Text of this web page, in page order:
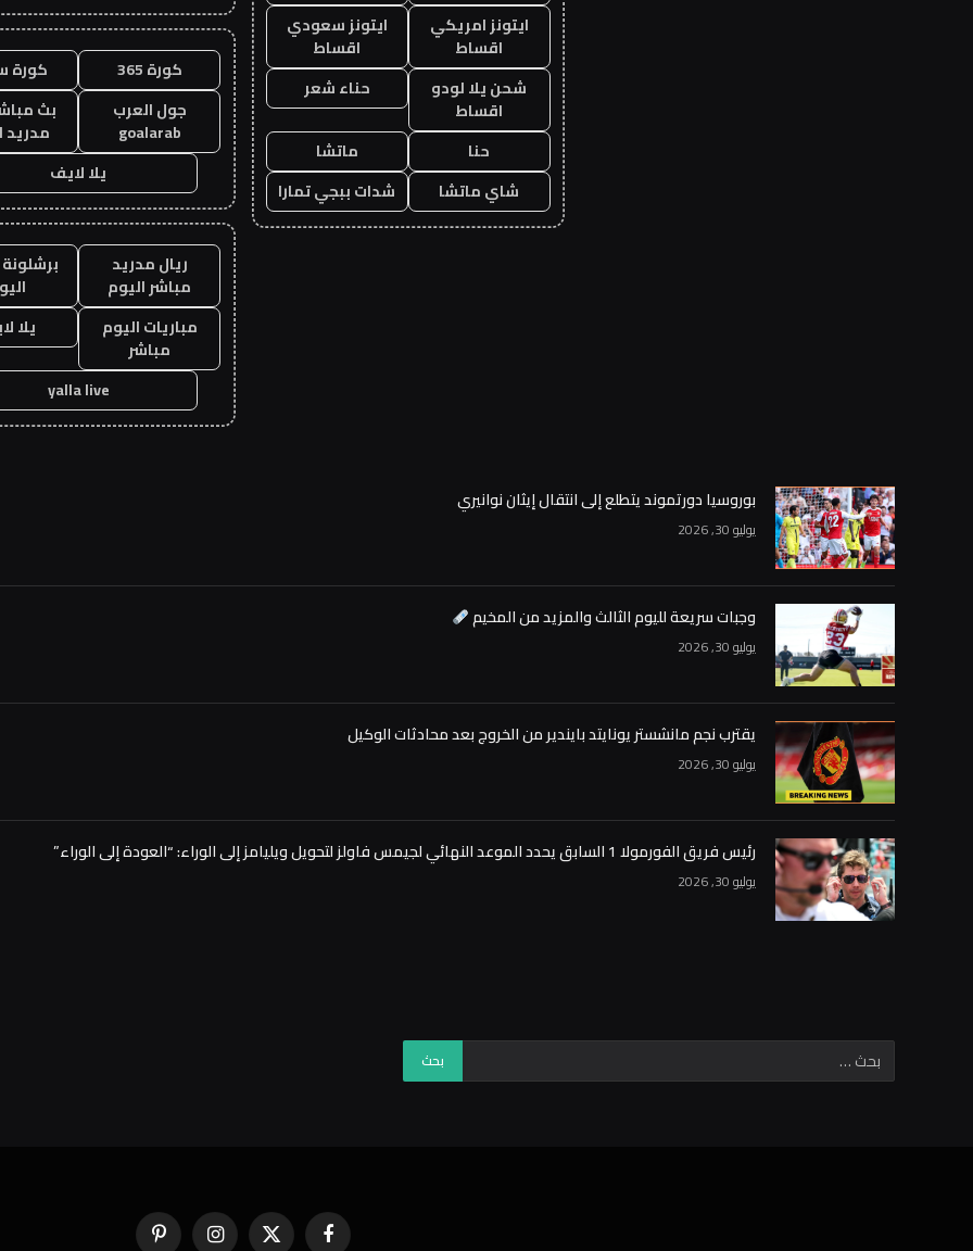
ايتونز امريكي
اقساط
ايتونز سعودي
اقساط
شحن يلا لودو
اقساط
حناء شعر
حنا
ماتشا
شاي ماتشا
شدات ببجي تمارا
كورة 365
كورة
جول العرب
goalarab
بث
مدريد
يلا لايف
ريال مدريد
مباشر اليوم
مباريات اليوم
مباشر
يلا
yalla live
بوروسيا دورتموند يتطلع إلى انتقال إيثان نوانيري
يوليو 30, 2026
وجبات سريعة لليوم الثالث والمزيد من المخيم
يوليو 30, 2026
يقترب نجم مانشستر يونايتد بايندير من الخروج بعد محادثات الوكيل
يوليو 30, 2026
رئيس فريق الفورمولا 1 السابق يحدد الموعد النهائي لجيمس فاولز لتحويل ويليامز إلى الوراء: “العودة إلى الوراء”
يوليو 30, 2026
فيسبوك X الانستغرامبينتيريست